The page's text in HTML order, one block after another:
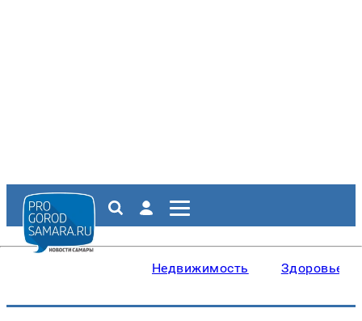
Недвижимость Здоровье